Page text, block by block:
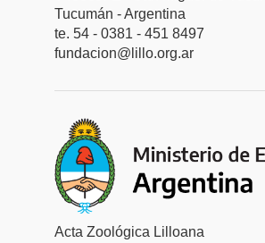
Tucumán - Argentina
te. 54 - 0381 - 451 8497
fundacion@lillo.org.ar
Acta Zoológica Lilloana